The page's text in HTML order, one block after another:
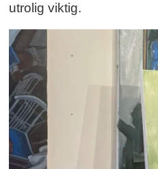
utrolig viktig.